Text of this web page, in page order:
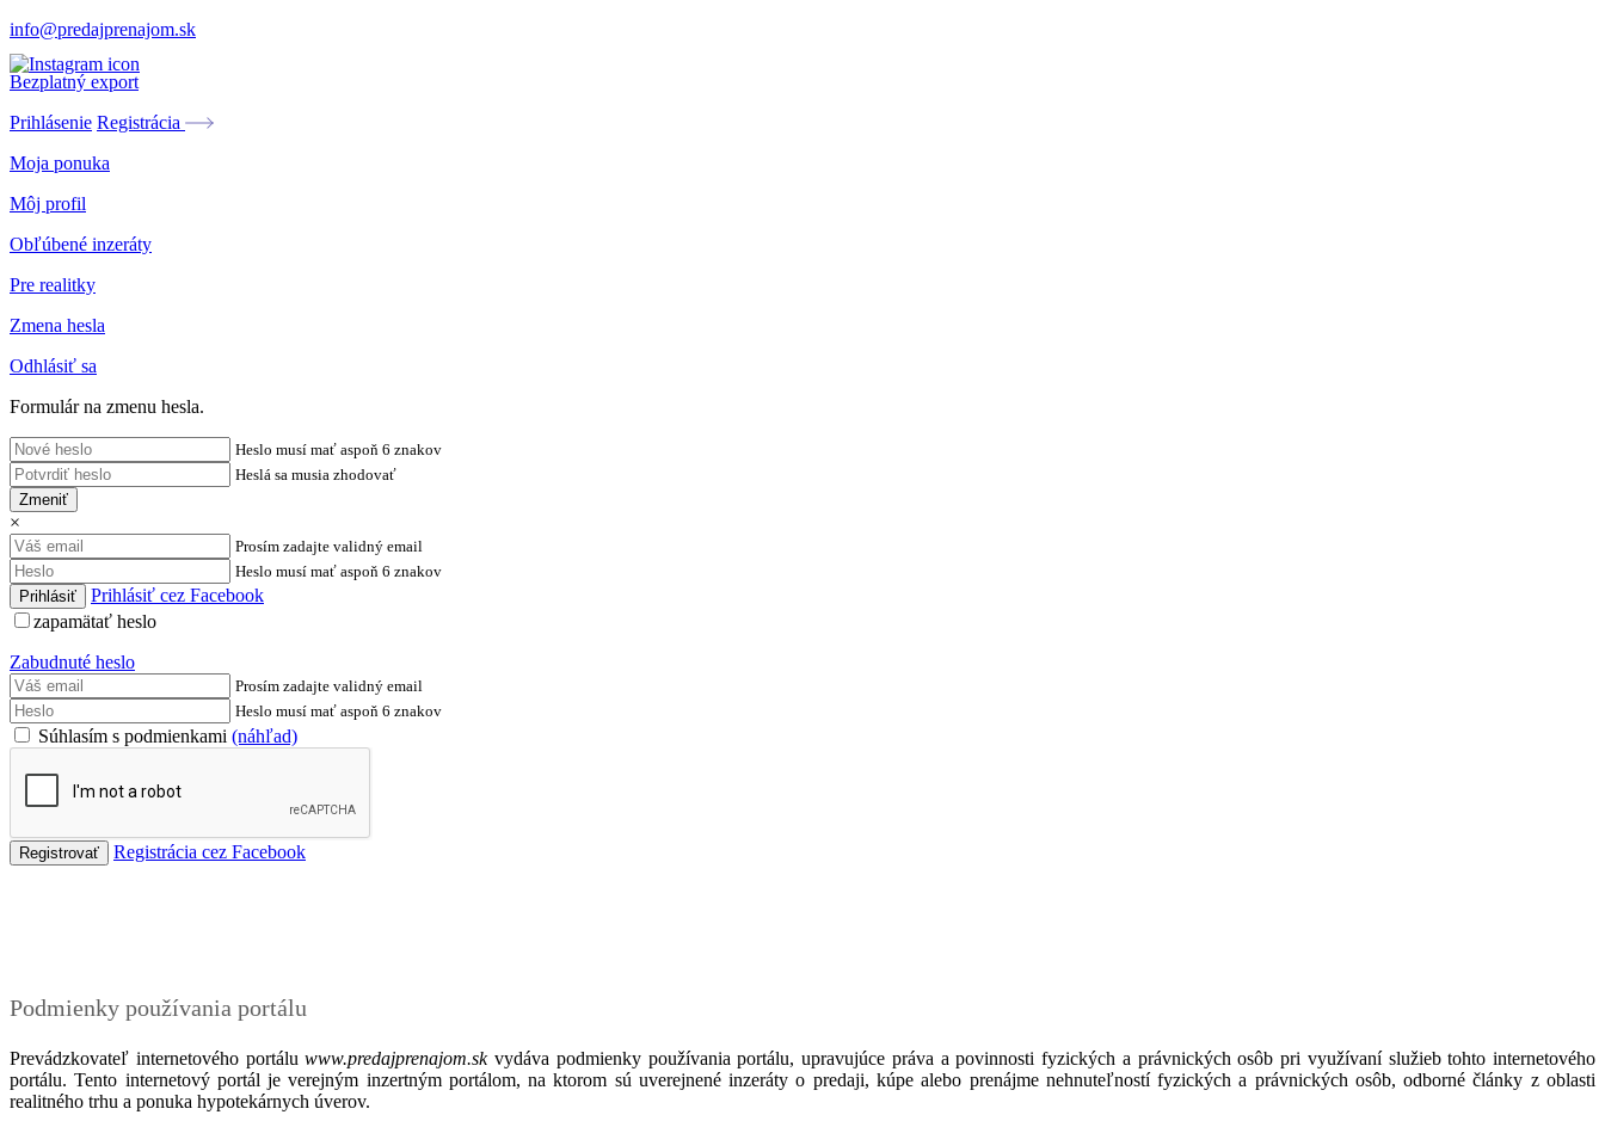
info@predajprenajom.sk
Bezplatný export
Prihlásenie Registrácia
Moja ponuka
Môj profil
Obľúbené inzeráty
Pre realitky
Zmena hesla
Odhlásiť sa
Formulár na zmenu hesla.
Heslo musí mať aspoň 6 znakov
Heslá sa musia zhodovať
Zmeniť
×
Prosím zadajte validný email
Heslo musí mať aspoň 6 znakov
Prihlásiť cez Facebook
zapamätať heslo
Zabudnuté heslo
Prosím zadajte validný email
Heslo musí mať aspoň 6 znakov
Súhlasím s podmienkami (náhľad)
Registrácia cez Facebook
Podmienky používania portálu
Prevádzkovateľ internetového portáluwww.predajprenajom.skvydáva podmienky používania portálu, upravujúce práva a povinnosti fyzických a právnických osôb pri využívaní služieb tohto internetového
portálu. Tento internetový portál je verejným inzertným portálom, na ktorom sú uverejnené inzeráty o predaji, kúpe alebo prenájme nehnuteľností fyzických a právnických osôb, odborné články z oblasti
realitného trhu a ponuka hypotekárnych úverov.